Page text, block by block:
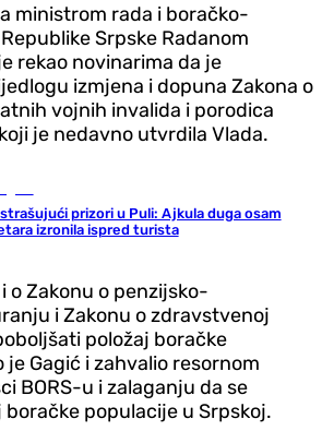
ministrom rada i boračko-
Srpske Radanom
rekao novinarima da je
izmjena i dopuna Zakona o
vojnih invalida i porodica
je nedavno utvrdila Vlada.
prizori u Puli: Ajkula duga osam
izronila ispred turista
o Zakonu o penzijsko-
i Zakonu o zdravstvenoj
položaj boračke
je Gagić i zahvalio resornom
BORS-u i zalaganju da se
populacije u Srpskoj.